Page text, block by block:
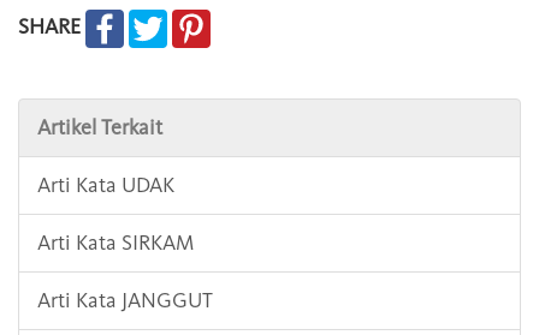
SHARE
Artikel Terkait
Arti Kata UDAK
Arti Kata SIRKAM
Arti Kata JANGGUT